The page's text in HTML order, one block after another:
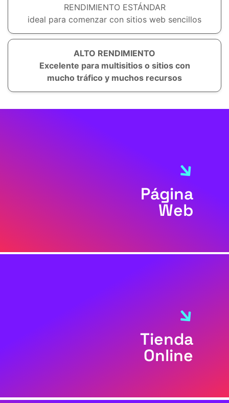
RENDIMIENTO ESTÁNDAR
ideal para comenzar con sitios web sencillos
ALTO RENDIMIENTO
Excelente para multisitios o sitios con
mucho tráfico y muchos recursos
Página
Web
Tienda
Online